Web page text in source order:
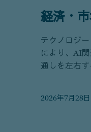
経済・
テクノロジ
により、AI
通しを左右す
2026年7月28日